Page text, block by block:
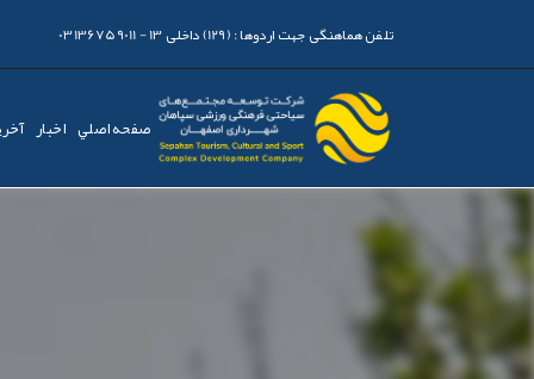
تلفن هماهنگی جهت اردوها :(129) داخلی 13 - 03136759011
صفحه اصلي اخبار